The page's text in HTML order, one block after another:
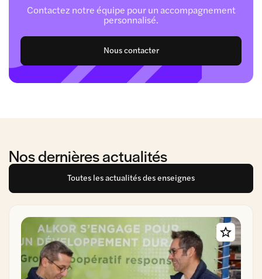
Contactez notre équipe pour un accompagnement
personnalisé.
Nous contacter
Nos dernières actualités
Toutes les actualités des enseignes